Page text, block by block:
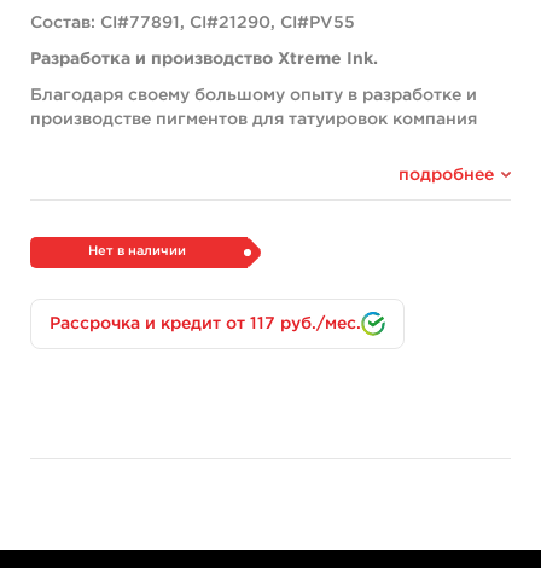
Состав: CI#77891, CI#21290, CI#PV55
Разработка и производство Xtreme Ink.
Благодаря своему большому опыту в разработке и
производстве пигментов для татуировок компания
которые абсолютно безопасны для пользователей и
требования и стандарты REACH Европейского Союза.
органические, кошерные и никогда не тестировались
на животных.
безопасность тату-индустрии. Именно поэтому в
соответствующие тесты безопасности.
подробнее
Нет в наличии
Рассрочка и кредит от 117 руб./мес.